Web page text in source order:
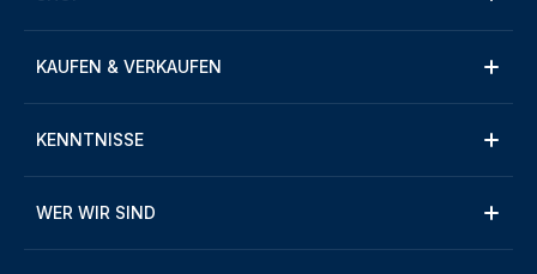
KAUFEN & VERKAUFEN
KENNTNISSE
WER WIR SIND